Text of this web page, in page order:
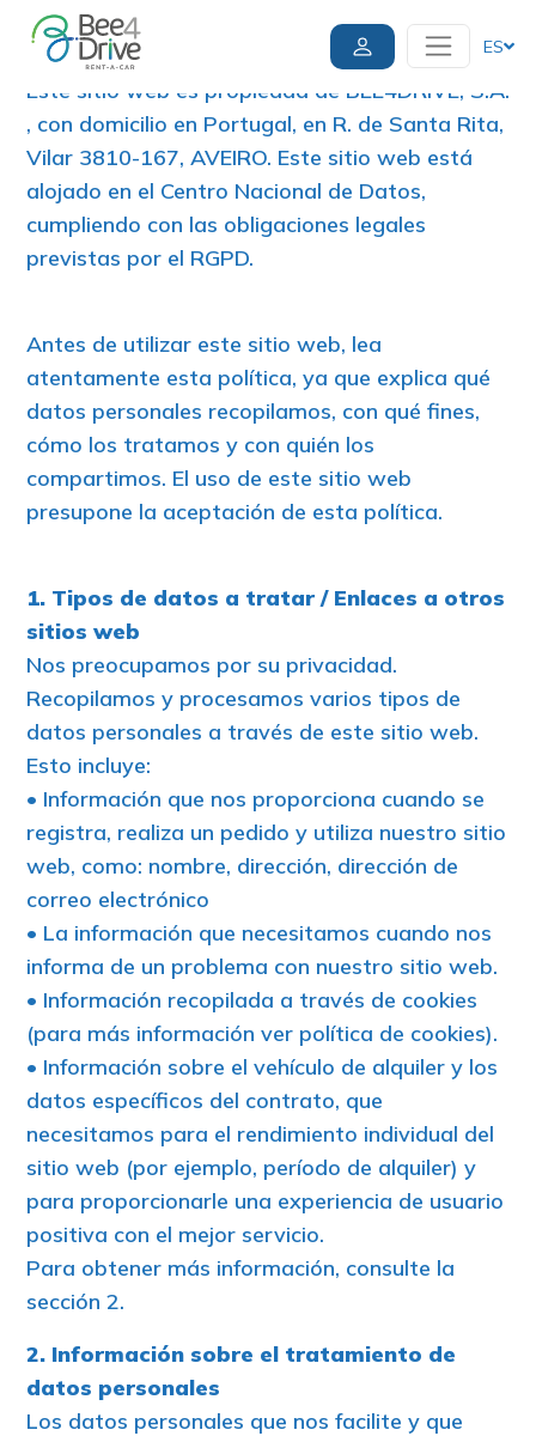
ES
Política de cookies
Este sitio web es propiedad de BEE4DRIVE, S.A.
, con domicilio en Portugal, en R. de Santa Rita,
Vilar 3810-167, AVEIRO. Este sitio web está
alojado en el Centro Nacional de Datos,
cumpliendo con las obligaciones legales
previstas por el RGPD.
Antes de utilizar este sitio web, lea
atentamente esta política, ya que explica qué
datos personales recopilamos, con qué fines,
cómo los tratamos y con quién los
compartimos. El uso de este sitio web
presupone la aceptación de esta política.
1. Tipos de datos a tratar / Enlaces a otros
sitios web
Nos preocupamos por su privacidad.
Recopilamos y procesamos varios tipos de
datos personales a través de este sitio web.
Esto incluye:
• Información que nos proporciona cuando se
registra, realiza un pedido y utiliza nuestro sitio
web, como: nombre, dirección, dirección de
correo electrónico
• La información que necesitamos cuando nos
informa de un problema con nuestro sitio web.
• Información recopilada a través de cookies
(para más información ver política de cookies).
• Información sobre el vehículo de alquiler y los
datos específicos del contrato, que
necesitamos para el rendimiento individual del
sitio web (por ejemplo, período de alquiler) y
para proporcionarle una experiencia de usuario
positiva con el mejor servicio.
Para obtener más información, consulte la
sección 2.
2. Información sobre el tratamiento de
datos personales
Los datos personales que nos facilite y que